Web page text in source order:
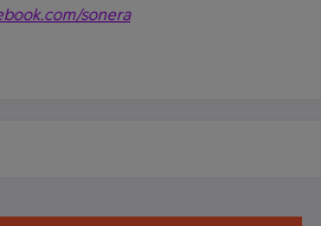
sonera